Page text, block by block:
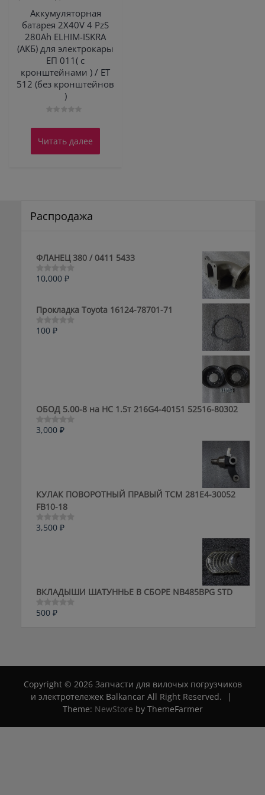
Аккумуляторная
батарея 2X40V 4 PzS
280Ah ELHIM-ISKRA
(АКБ) для электрокары
ЕП 011( с
кронштейнами ) / ЕТ
512 (без кронштейнов
)
0
5
Читать далее
Распродажа
ФЛАНЕЦ 380 / 0411 5433
Оценка
5
10,000 ₽
Прокладка Toyota 16124-78701-71
Оценка
100 ₽
ОБОД 5.00-8 на HC 1.5т 216G4-40151 52516-80302
Оценка
3,000 ₽
КУЛАК ПОВОРОТНЫЙ ПРАВЫЙ ТСМ 281E4-30052
FB10-18
Оценка
3,500 ₽
ВКЛАДЫШИ ШАТУННЬЕ В СБОРЕ NB485BPG STD
Оценка
500 ₽
Copyright © 2026 Запчасти для вилочых погрузчиков
и электротележек Balkancar All Right Reserved.
|
Theme: NewStore by ThemeFarmer